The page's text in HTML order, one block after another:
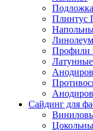
Плинтус
Линолеум
Профили
Сайдинг для